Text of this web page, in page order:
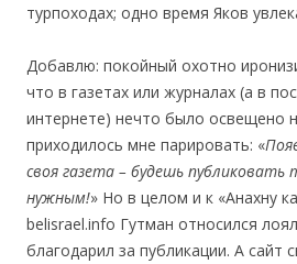
турпоходах; одно время Яков
Добавлю: покойный охотно
что в газетах или журналах (а в
интернете) нечто было освещено
приходилось мне парировать: «
своя газета – будешь
нужным!» Но в целом и к «Анахну
belisrael.info Гутман относился
благодарил за публикации. А сайт